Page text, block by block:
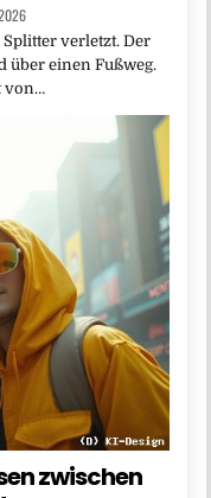
verletzt. Der
über einen Fußweg.
von…
zwischen